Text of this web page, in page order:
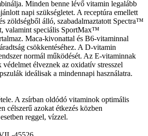
Minden benne lévő vitamin legalább
napi szükségletet. A receptúra emellett
zöldségből álló, szabadalmaztatott Spectra™
valamint speciális SportMax™
Maca-kivonattal és B6-vitaminnal
csökkentéséhez. A D-vitamin
normál működését. Az E-vitaminnak
védelmet élveznek az oxidatív stresszel
ideálisak a mindennapi használatra.
A zsírban oldódó vitaminok optimális
célszerű azokat étkezés közben
reggel, vízzel.